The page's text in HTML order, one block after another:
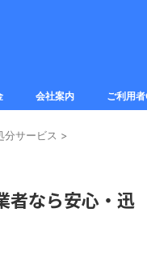
会社案内 ご利用
分サービス >
者なら安心・迅